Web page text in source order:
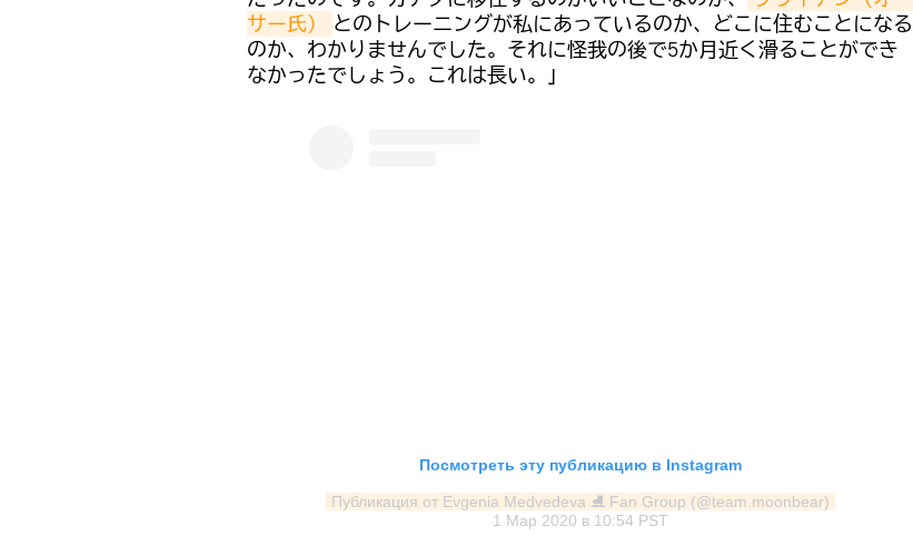
サー氏）
とのトレーニングが私にあっているのか、どこに住むことになる
のか、わかりませんでした。それに怪我の後で5か月近く滑ることができ
なかったでしょう。これは長い。」
Посмотреть эту публикацию в Instagram
Публикация от Evgenia Medvedeva ⛸ Fan Group (@team.moonbear)
1 Мар 2020 в 10:54 PST